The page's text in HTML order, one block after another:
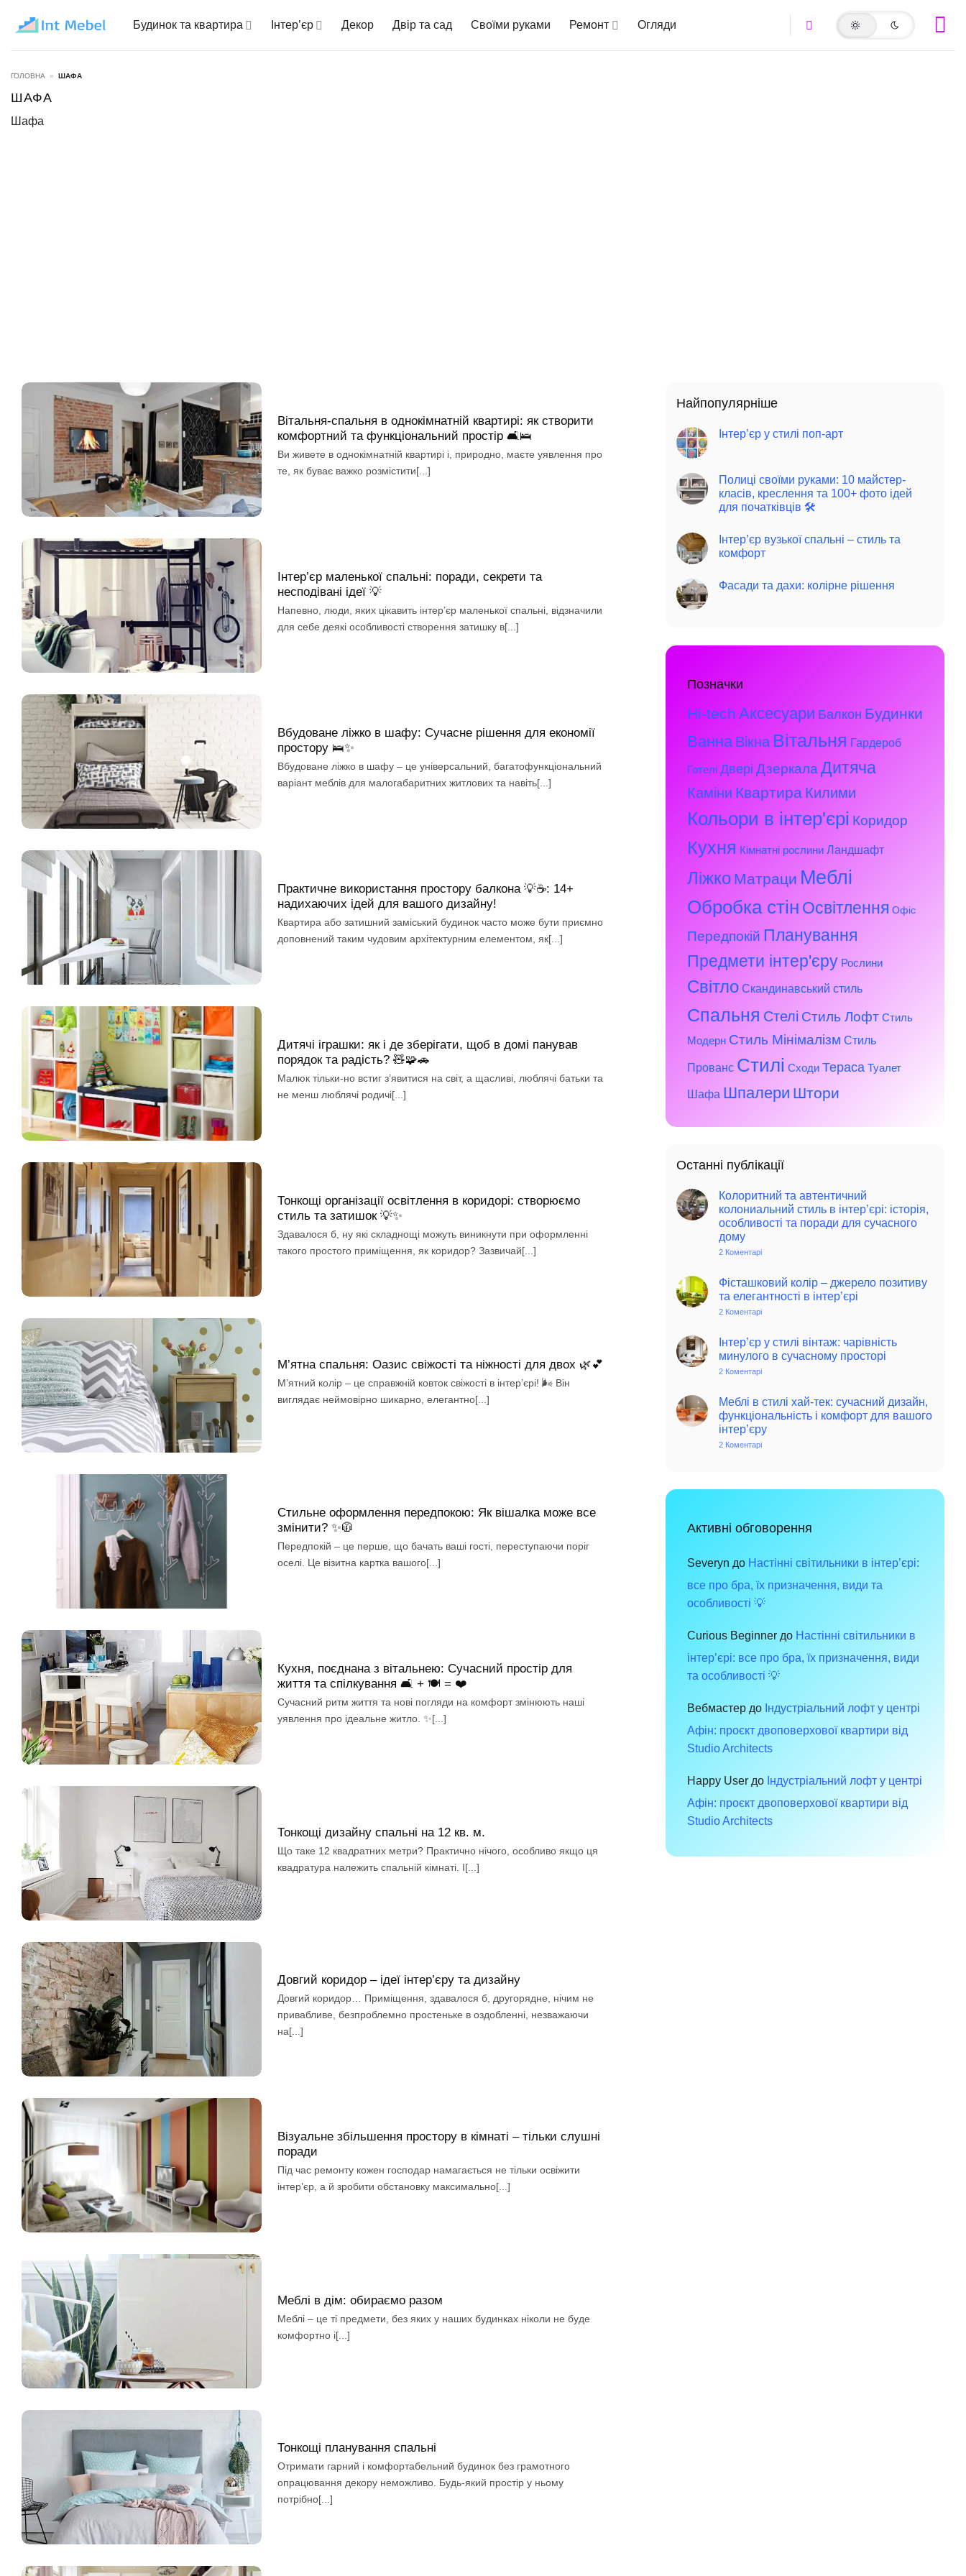
Будинок та квартира
Інтер’єр Декор Двір та сад Своїми руками Ремонт Огляди
ГОЛОВНА » ШАФА
ШАФА
Шафа
Вітальня-спальня в однокімнатній квартирі: як створити
комфортний та функціональний простір 🛋️🛌
Ви живете в однокімнатній квартирі і, природно, маєте уявлення про
те, як буває важко розмістити[...]
Інтер’єр маленької спальні: поради, секрети та
несподівані ідеї 💡
Напевно, люди, яких цікавить інтер’єр маленької спальні, відзначили
для себе деякі особливості створення затишку в[...]
Вбудоване ліжко в шафу: Сучасне рішення для економії
простору 🛌✨
Вбудоване ліжко в шафу – це універсальний, багатофункціональний
варіант меблів для малогабаритних житлових та навіть[...]
Практичне використання простору балкона 💡☕: 14+
надихаючих ідей для вашого дизайну!
Квартира або затишний заміський будинок часто може бути приємно
доповнений таким чудовим архітектурним елементом, як[...]
Дитячі іграшки: як і де зберігати, щоб в домі панував
порядок та радість? 🧸🧩🚗
Малюк тільки-но встиг з’явитися на світ, а щасливі, люблячі батьки та
не менш люблячі родичі[...]
Тонкощі організації освітлення в коридорі: створюємо
стиль та затишок 💡✨
Здавалося б, ну які складнощі можуть виникнути при оформленні
такого простого приміщення, як коридор? Зазвичай[...]
М’ятна спальня: Оазис свіжості та ніжності для двох 🌿💕
М’ятний колір – це справжній ковток свіжості в інтер’єрі! 🌬️ Він
виглядає неймовірно шикарно, елегантно[...]
Стильне оформлення передпокою: Як вішалка може все
змінити? ✨🧥
Передпокій – це перше, що бачать ваші гості, переступаючи поріг
оселі. Це візитна картка вашого[...]
Кухня, поєднана з вітальнею: Сучасний простір для
життя та спілкування 🛋️ + 🍽️ = ❤️
Сучасний ритм життя та нові погляди на комфорт змінюють наші
уявлення про ідеальне житло. ✨[...]
Тонкощі дизайну спальні на 12 кв. м.
Що таке 12 квадратних метри? Практично нічого, особливо якщо ця
квадратура належить спальній кімнаті. І[...]
Довгий коридор – ідеї інтер’єру та дизайну
Довгий коридор… Приміщення, здавалося б, другорядне, нічим не
привабливе, безпроблемно простеньке в оздобленні, незважаючи
на[...]
Візуальне збільшення простору в кімнаті – тільки слушні
поради
Під час ремонту кожен господар намагається не тільки освіжити
інтер’єр, а й зробити обстановку максимально[...]
Меблі в дім: обираємо разом
Меблі – це ті предмети, без яких у наших будинках ніколи не буде
комфортно і[...]
Тонкощі планування спальні
Отримати гарний і комфортабельний будинок без грамотного
опрацювання декору неможливо. Будь-який простір у ньому
потрібно[...]
Найпопулярніше
Інтер’єр у стилі поп-арт
Полиці своїми руками: 10 майстер-
класів, креслення та 100+ фото ідей
для початківців 🛠️
Інтер’єр вузької спальні – стиль та
комфорт
Фасади та дахи: колірне рішення
Позначки
Hi-tech Аксесуари Балкон Будинки
Ванна Вікна Вітальня Гардероб
Готелі Двері Дзеркала Дитяча
Каміни Квартира Килими
Кольори в інтер'єрі Коридор
Кухня Кімнатні рослини Ландшафт
Ліжко Матраци Меблі
Обробка стін Освітлення Офіс
Передпокій Планування
Предмети інтер'єру Рослини
Світло Скандинавський стиль
Спальня Стелі Стиль Лофт Стиль
Модерн Стиль Мінімалізм Стиль
Прованс Стилі Сходи Тераса Туалет
Шафа Шпалери Штори
Останні публікації
Колоритний та автентичний
колониальний стиль в інтер’єрі: історія,
особливості та поради для сучасного
дому
2 Коментарі
автентичний
колониальний
стиль
особливості
та
поради
Фісташковий колір – джерело позитиву
та елегантності в інтер’єрі
2 Коментарі
–
джерело
позитиву
інтер’єрі
Інтер’єр у стилі вінтаж: чарівність
минулого в сучасному просторі
2 Коментарі
стилі
вінтаж:
чарівність
минулого
в
Меблі в стилі хай-тек: сучасний дизайн,
функціональність і комфорт для вашого
інтер’єру
2 Коментарі
тек:
комфорт
вашого
інтер’єру
Активні обговорення
Severyn до Настінні світильники в інтер’єрі:
все про бра, їх призначення, види та
особливості 💡
Curious Beginner до Настінні світильники в
інтер’єрі: все про бра, їх призначення, види
та особливості 💡
Вебмастер до Індустріальний лофт у центрі
Афін: проєкт двоповерхової квартири від
Studio Architects
Happy User до Індустріальний лофт у центрі
Афін: проєкт двоповерхової квартири від
Studio Architects